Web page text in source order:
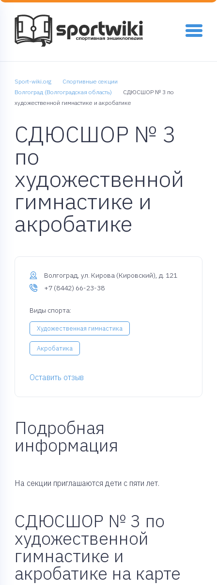
Sport-wiki.org
Спортивные секции
Волгоград (Волгоградская область)
СДЮСШОР № 3 по
художественной гимнастике и акробатике
СДЮСШОР № 3
по
художественной
гимнастике и
акробатике
Волгоград, ул. Кирова (Кировский), д. 121
+7 (8442) 66-23-38
Виды спорта:
Художественная гимнастика
Акробатика
Оставить отзыв
Подробная
информация
На секции приглашаются дети с пяти лет.
СДЮСШОР № 3 по
художественной
гимнастике и
акробатике на карте